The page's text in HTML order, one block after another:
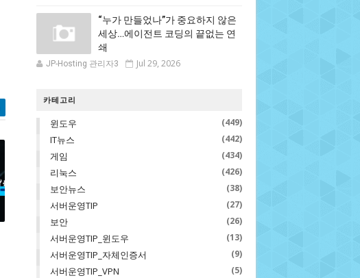
“누가 만들었나”가 중요하지 않은
세상…에이전트 코딩의 끝없는 연
쇄
JP-Hosting 관리자3 Jul 29, 2026
카테고리
윈도우 (449)
IT뉴스 (442)
게임 (434)
리눅스 (426)
보안뉴스 (38)
서버운영TIP (27)
보안 (26)
서버운영TIP_윈도우 (13)
서버운영TIP_자체인증서 (9)
서버운영TIP_VPN (5)